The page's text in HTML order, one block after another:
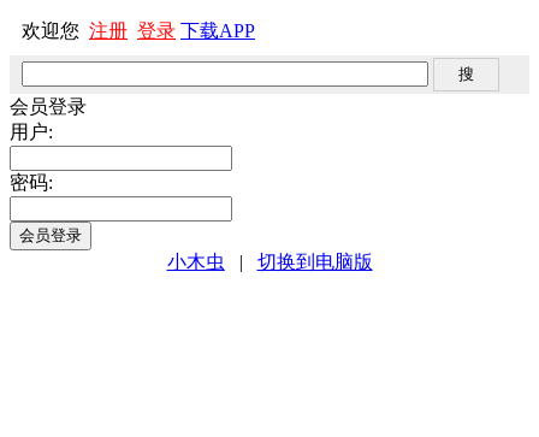
欢迎您 注册 登录 下载APP
会员登录
用户:
密码:
小木虫 | 切换到电脑版